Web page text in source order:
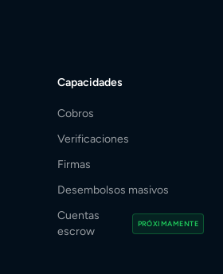
Capacidades
Cobros
Verificaciones
Firmas
Desembolsos masivos
Cuentas
escrow
PRÓXIMAMENTE